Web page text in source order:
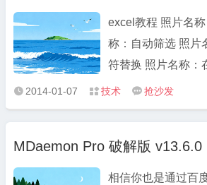
excel教程 照片名称：未命名 照片名
称：自动筛选 照片名称：在Excel中字
符替换 照片名称：在Excel中直接编辑
“宏” 照片名称：在Excel中为导入外部
数据 照片名称：在Excel中行列快速转
名称：在Excel中添加说
称：在Excel中数据
 2014-01-07  技术  抢沙发
MDaemon Pro 破解版 v13.6.0
相信你也是通过百